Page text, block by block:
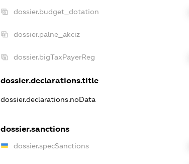
dossier.budget_dotation
dossier.palne_akciz
dossier.bigTaxPayerReg
dossier.declarations.title
dossier.declarations.noData
dossier.sanctions
dossier.specSanctions